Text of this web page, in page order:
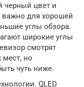
черный цвет и
важно для хорошей
углы обзора.
широкие углы
смотрят
мест, но
чуть ниже.
QLED